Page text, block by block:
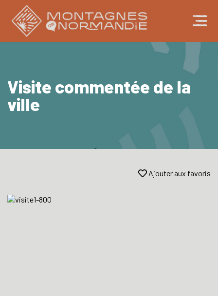
Visite commentée de la
ville
Ajouter aux favoris